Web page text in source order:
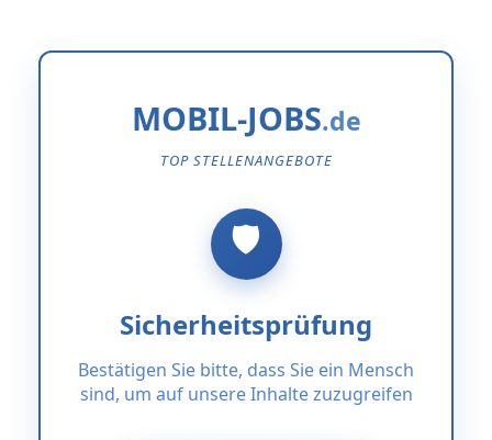
MOBIL-JOBS
TOP STELLENANGEBOTE
Sicherheitsprüfung
Bestätigen Sie bitte, dass Sie ein Mensch
sind, um auf unsere Inhalte zuzugreifen